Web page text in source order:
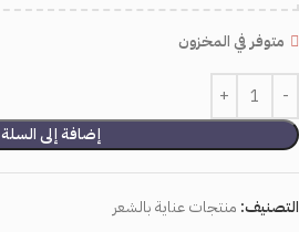
متوفر في المخزون
إضافة إلى السلة
التصنيف: منتجات عناية بالشعر